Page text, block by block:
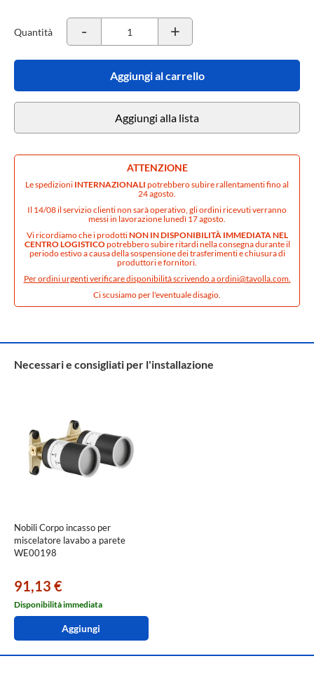
Quantità - +
Aggiungi al carrello
Aggiungi alla lista
ATTENZIONE
Le spedizioni INTERNAZIONALI potrebbero subire rallentamenti fino al
24 agosto.
Il 14/08 il servizio clienti non sarà operativo, gli ordini ricevuti verranno
messi in lavorazione lunedì 17 agosto.
Vi ricordiamo che i prodottiNON IN DISPONIBILITÀ IMMEDIATA NEL
CENTRO LOGISTICOpotrebbero subire ritardi nella consegna durante il
periodo estivo a causa della sospensione dei trasferimenti e chiusura di
produttori e fornitori.
Per ordini urgenti verificare disponibilità scrivendo aordini@tavolla.com.
Ci scusiamo per l'eventuale disagio.
Necessari e consigliati per l'installazione
Nobili Corpo incasso per
miscelatore lavabo a parete
WE00198
91,13 €
Disponibilità immediata
Aggiungi